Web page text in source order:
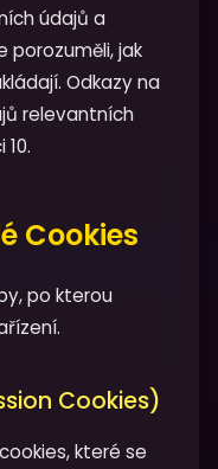
údajů a
porozuměli, jak
Odkazy na
relevantních
Cookies
po kterou
Cookies)
které se